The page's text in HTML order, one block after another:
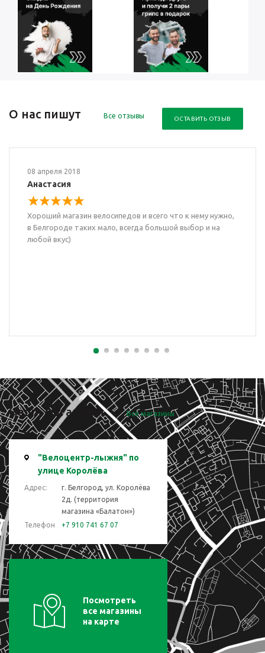
О нас пишут Все отзывы ОСТАВИТЬ ОТЗЫВ
08 апреля 2018
Анастасия
Хороший магазин велосипедов и всего что к нему нужно,
в Белгороде таких мало, всегда большой выбор и на
любой вкус)
Наши магазины Все магазины
"Велоцентр-лыжня" по
улице Королёва
Адрес:
г. Белгород, ул. Королёва
2д. (территория
магазина «Балатон»)
Телефон
+7 910 741 67 07
Посмотреть
все магазины
на карте